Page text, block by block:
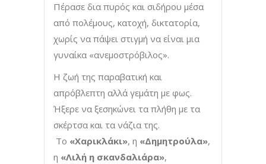
Πέρασε δια πυρός και σιδήρου μέσα
από πολέμους, κατοχή, δικτατορία,
χωρίς να πάψει στιγμή να είναι μια
γυναίκα «ανεμοστρόβιλος».
Η ζωή της παραβατική και
απρόβλεπτη αλλά γεμάτη με φως.
Ήξερε να ξεσηκώνει τα πλήθη με τα
σκέρτσα και τα νάζια της.
Το «Χαρικλάκι», η «Δημητρούλα»,
η «Λιλή η σκανδαλιάρα»,